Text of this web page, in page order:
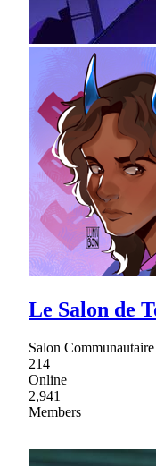
Le Salon de
Salon
214
Online
2,941
Members